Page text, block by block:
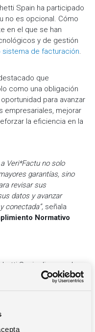
Spain ha participado
no es opcional. Cómo
en el que se han
y de gestión
sistema de facturación.
que
como una obligación
para avanzar
empresariales, mejorar
la eficiencia en la
Veri*Factu no solo
garantías, sino
revisar sus
datos y avanzar
conectada”, señala
Normativo
Spain dispone de
Veri*Factu Ready,
Solmicro, pensada para